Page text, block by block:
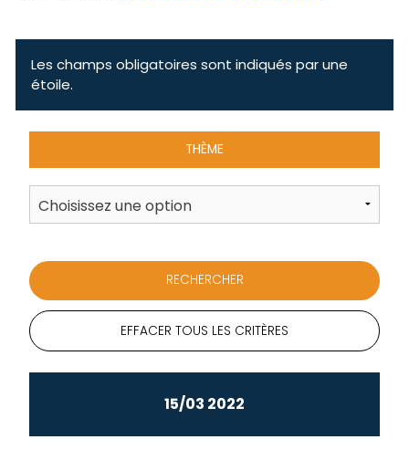
Les champs obligatoires sont indiqués par une
étoile.
THÈME
EFFACER TOUS LES CRITÈRES
15/03 2022